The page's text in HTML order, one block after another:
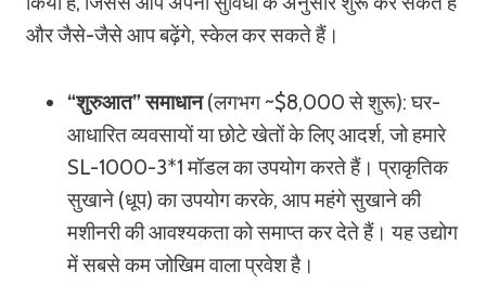
और जैसे-जैसे आप बढ़ेंगे, स्केल कर सकते हैं।
“शुरुआत” समाधान(लगभग ~$8,000 से शुरू): घर-
आधारित व्यवसायों या छोटे खेतों के लिए आदर्श, जो हमारे
SL-1000-3*1 मॉडल का उपयोग करते हैं। प्राकृतिक
सुखाने (धूप) का उपयोग करके, आप महंगे सुखाने की
मशीनरी की आवश्यकता को समाप्त कर देते हैं। यह उद्योग
में सबसे कम जोखिम वाला प्रवेश है।